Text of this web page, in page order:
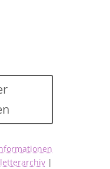
|